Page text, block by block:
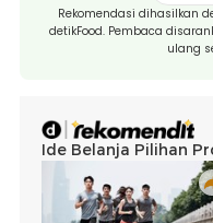
Rekomendasi dihasilkan
detikFood. Pembaca
ulang